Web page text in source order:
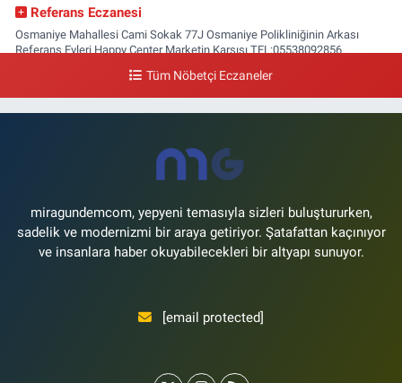
Referans Eczanesi
Osmaniye Mahallesi Cami Sokak 77J Osmaniye Polikliniğinin Arkası
Referans Evleri Happy Center Marketin Karşısı TEL:05538092856
Yol Tarifi Al
Şenlikköy Mahallesi Harman Sokak 43 4B Flyinn Avm yaya girişi karşısı,
Tüm Nöbetçi Eczaneler
miragundemcom, yepyeni temasıyla sizleri buluştururken,
sadelik ve modernizmi bir araya getiriyor. Şatafattan kaçınıyor
ve insanlara haber okuyabilecekleri bir altyapı sunuyor.
[email protected]